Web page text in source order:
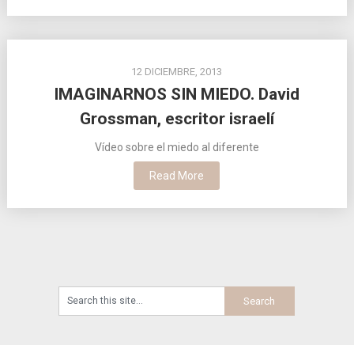
12 DICIEMBRE, 2013
IMAGINARNOS SIN MIEDO. David
Grossman, escritor israelí
Vídeo sobre el miedo al diferente
Read More